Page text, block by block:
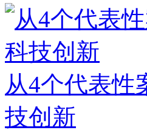
从4个代表性
技创新